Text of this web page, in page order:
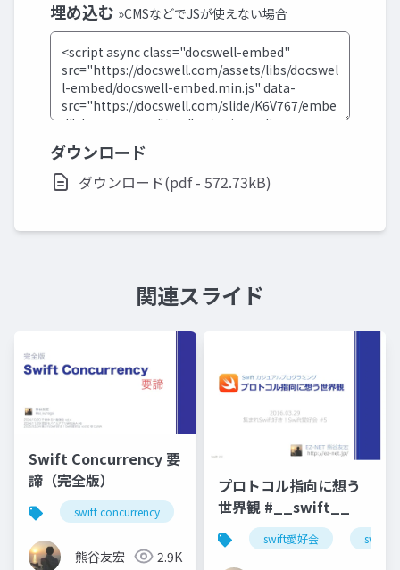
埋め込む »CMSなどでJSが使えない場合
ダウンロード
ダウンロード(pdf - 572.73kB)
関連スライド
Swift Concurrency 要
諦（完全版）
swift concurrency swift愛好会 関モバ
熊谷友宏 2.9K
プロトコル指向に想う
世界観 #__swift__
swift愛好会 swift